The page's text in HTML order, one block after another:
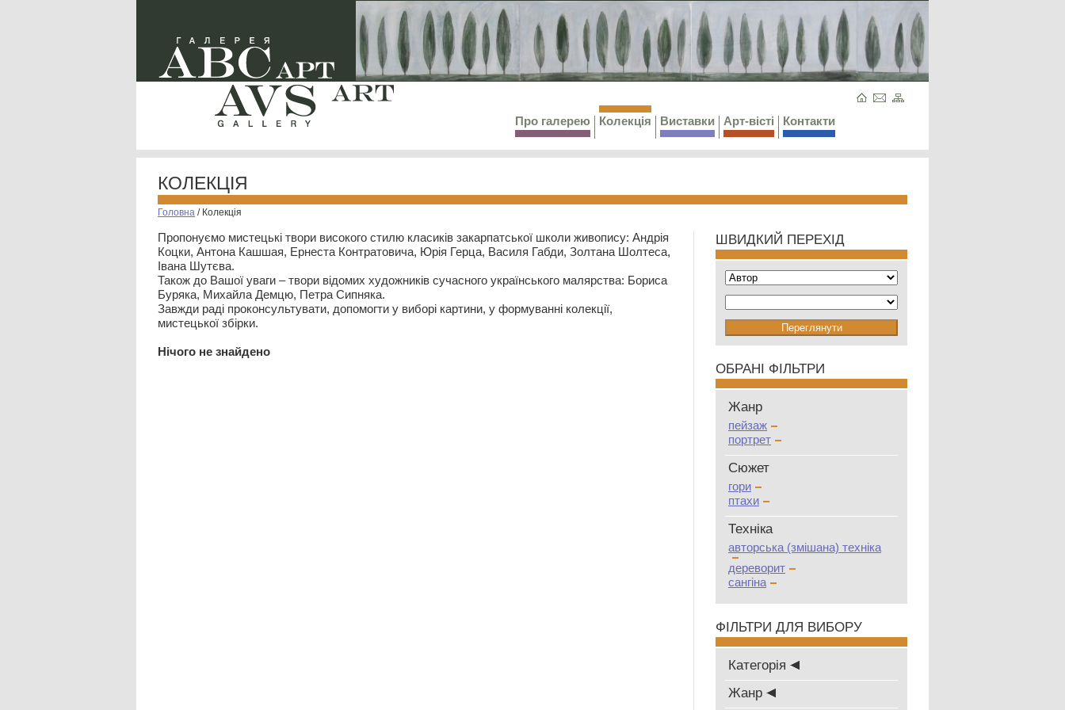
Про галерею Колекція Виставки Арт-вісті Контакти
КОЛЕКЦІЯ
Головна / Колекція
Пропонуємо мистецькі твори високого стилю класиків закарпатської школи живопису: Андрія
Коцки, Антона Кашшая, Ернеста Контратовича, Юрія Герца, Василя Габди, Золтана Шолтеса,
Івана Шутєва.
Також до Вашої уваги – твори відомих художників сучасного українського малярства: Бориса
Буряка, Михайла Демцю, Петра Сипняка.
Завжди раді проконсультувати, допомогти у виборі картини, у формуванні колекції,
мистецької збірки.
Нiчого не знайдено
ШВИДКИЙ ПЕРЕХІД
ОБРАНІ ФІЛЬТРИ
Жанр
пейзаж
портрет
Сюжет
гори
птахи
Техніка
авторська (змішана) техніка
дереворит
сангіна
ФІЛЬТРИ ДЛЯ ВИБОРУ
Категорія
Жанр